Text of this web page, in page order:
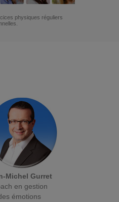
physiques réguliers
Michel Gurret
en gestion
émotions